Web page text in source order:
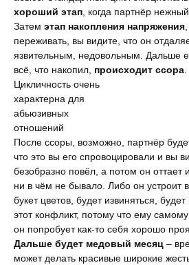
хороший этап , когда партнёр
Затем этап накопления напряжения
переживать, вы видите, что он
язвительным, недовольным. Дальше
всё, что накопил, происходит ссора
Цикличность очень
характерна для
абьюзивных
отношений
После ссоры, возможно, партнёр
что это вы его спровоцировали и вы
безобразно повёл, а потом он оттает
ни в чём не бывало. Либо он устроит
букет цветов, будет извиняться,
этот конфликт, потому что ему
он попробует как-то себя хорошо
Дальше будет медовый месяц –
может делать красивые широкие
Насилие в семье